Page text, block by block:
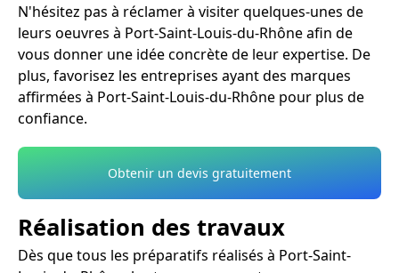
N'hésitez pas à réclamer à visiter quelques-unes de
leurs oeuvres à Port-Saint-Louis-du-Rhône afin de
vous donner une idée concrète de leur expertise. De
plus, favorisez les entreprises ayant des marques
affirmées à Port-Saint-Louis-du-Rhône pour plus de
confiance.
Obtenir un devis gratuitement
Réalisation des travaux
Dès que tous les préparatifs réalisés à Port-Saint-